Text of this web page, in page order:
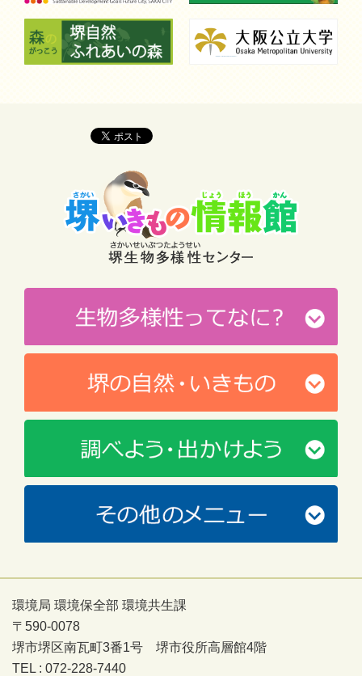
環境局 環境保全部 環境共生課
〒590-0078
堺市堺区南瓦町3番1号 堺市役所高層館4階
TEL : 072-228-7440